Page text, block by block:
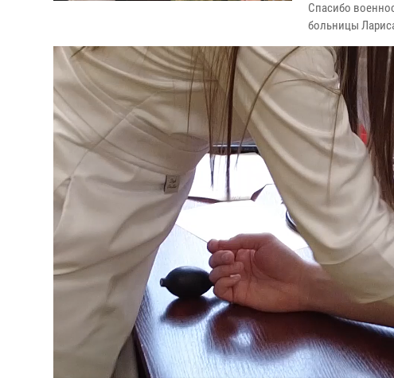
Спасибо
больницы